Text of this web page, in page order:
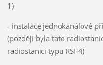
1)
- instalace jednokanálové
(později byla tato
radiostanicí typu RSI-4)